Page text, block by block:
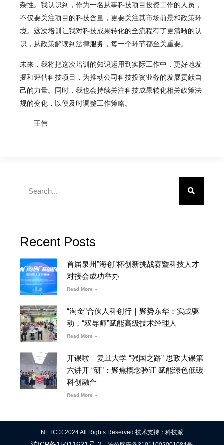
杂性。我认识到，作为一名从事科技项目投资工作的人员，
不仅要关注项目的科技含量，更要关注其市场前景和政策环
境。这次培训让我对科技成果转化的全流程有了更清晰的认
识，从政策解读到法律服务，每一个环节都至关重要。
未来，我将把这次培训的知识运用到实际工作中，更好地发
掘和评估科技项目，为推动公司科技投资业务的发展贡献自
己的力量。同时，我也会持续关注科技成果转化相关政策法
规的变化，以便及时调整工作策略。
——王伟
Recent Posts
首届泉州”海创”杯创新挑战赛暨科技人才
对接会成功举办
Read More »
“淘金”合伙人科创行｜聚势东华：实战驱
动，“双导师”赋能高级技术经理人
Read More »
开课啦｜复旦大学 “强国之路” 思政大课第
六讲开 “研”：聚焦概念验证 赋能绿色低碳
科创融合
Read More »
NETC © 2024 All Rights Reserved 技术支持：科技派